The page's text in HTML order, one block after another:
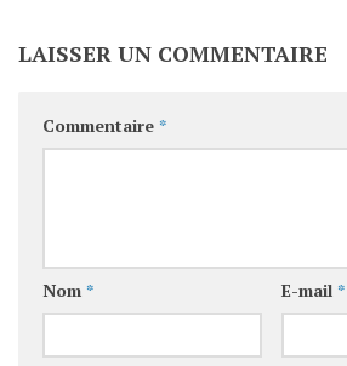
LAISSER UN COMMENTAIRE
Commentaire *
Nom * E-mail *